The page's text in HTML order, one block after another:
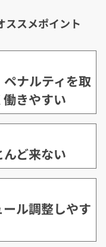
ススメポイント
ナルティを取
きやすい
ど来ない
ル調整しやす